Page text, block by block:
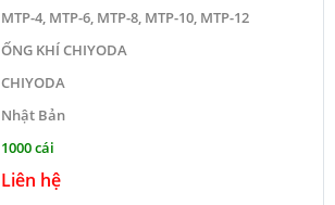
MTP-4, MTP-6, MTP-8, MTP-10, MTP-12
ỐNG KHÍ CHIYODA
CHIYODA
Nhật Bản
1000 cái
Liên hệ